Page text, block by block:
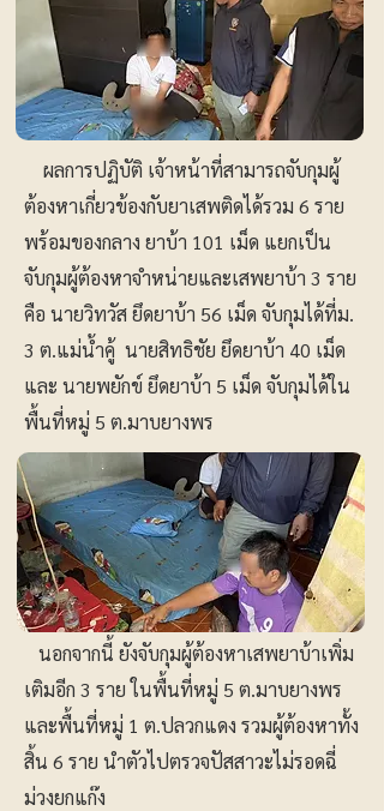
ผลการปฏิบัติ เจ้าหน้าที่สามารถจับกุมผู้
ต้องหาเกี่ยวข้องกับยาเสพติดได้รวม 6 ราย
พร้อมของกลาง ยาบ้า 101 เม็ด แยกเป็น
จับกุมผู้ต้องหาจำหน่ายและเสพยาบ้า 3 ราย
คือ นายวิทวัส ยึดยาบ้า 56 เม็ด จับกุมได้ที่ม.
3 ต.แม่น้ำคู้ นายสิทธิชัย ยึดยาบ้า 40 เม็ด
และ นายพยักข์ ยึดยาบ้า 5 เม็ด จับกุมได้ใน
พื้นที่หมู่ 5 ต.มาบยางพร
นอกจากนี้ ยังจับกุมผู้ต้องหาเสพยาบ้าเพิ่ม
เติมอีก 3 ราย ในพื้นที่หมู่ 5 ต.มาบยางพร
และพื้นที่หมู่ 1 ต.ปลวกแดง รวมผู้ต้องหาทั้ง
สิ้น 6 ราย นำตัวไปตรวจปัสสาวะไม่รอดฉี่
ม่วงยกแก๊ง